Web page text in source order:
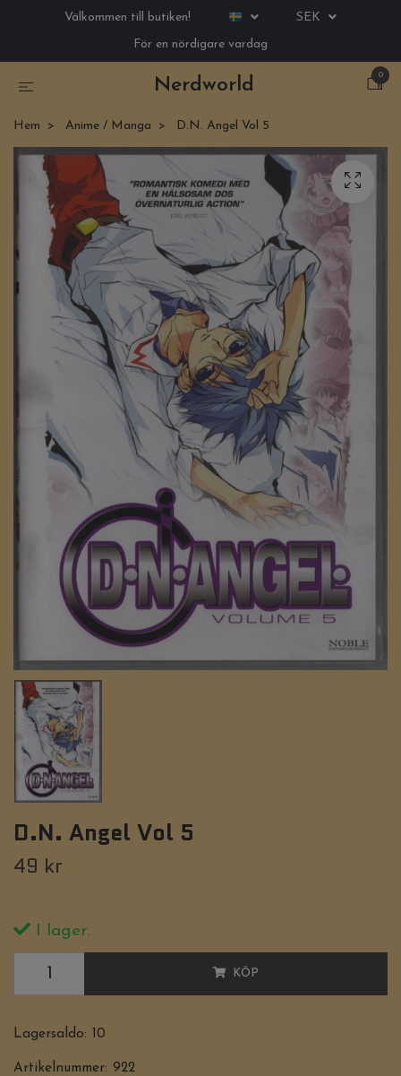
Välkommen till butiken!
SEK
För en nördigare vardag
Nerdworld
0
Hem Anime / Manga D.N. Angel Vol 5
D.N. Angel Vol 5
49 kr
I lager.
KÖP
Lagersaldo: 10
Artikelnummer: 922